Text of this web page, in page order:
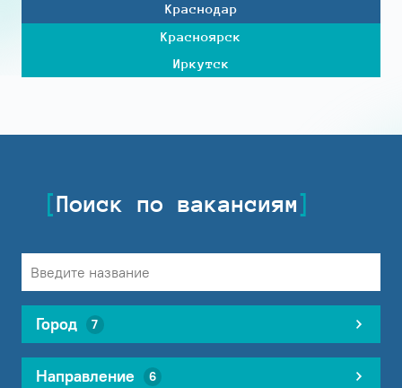
Краснодар
Красноярск
Иркутск
Поиск по вакансиям
Город 7
Направление 6